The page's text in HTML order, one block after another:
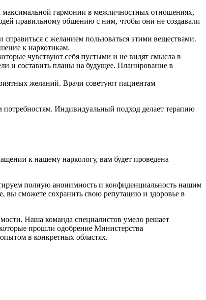
максимальной гармонии в межличностных отношениях,
правильному общению с ним, чтобы они не создавали
с желанием пользоваться этими веществами.
к наркотикам.
чувствуют себя пустыми и не видят смысла в
и составить планы на будущее. Планирование в
желаний. Врачи советуют пациентам
Индивидуальный подход делает терапию
к нашему наркологу, вам будет проведена
полную анонимность и конфиденциальность нашим
вы сможете сохранить свою репутацию и здоровье в
Наша команда специалистов умело решает
прошли одобрение Министерства
в конкретных областях.